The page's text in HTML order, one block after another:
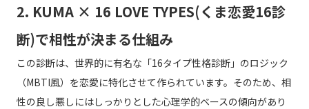
2. KUMA × 16 LOVE TYPES(くま恋愛16診
断)で相性が決まる仕組み
この診断は、世界的に有名な「16タイプ性格診断」のロジック
（MBTI風）を恋愛に特化させて作られています。そのため、相
性の良し悪しにはしっかりとした心理学的ベースの傾向があり